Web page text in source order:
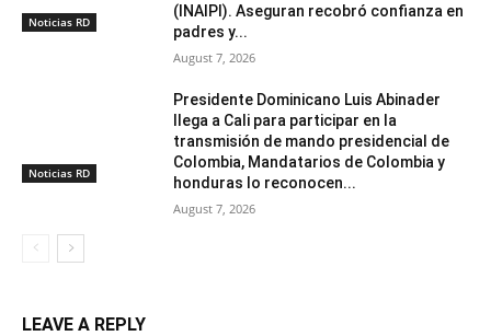
Noticias RD
(INAIPI). Aseguran recobró confianza en
padres y...
August 7, 2026
Noticias RD
Presidente Dominicano Luis Abinader
llega a Cali para participar en la
transmisión de mando presidencial de
Colombia, Mandatarios de Colombia y
honduras lo reconocen...
August 7, 2026
LEAVE A REPLY